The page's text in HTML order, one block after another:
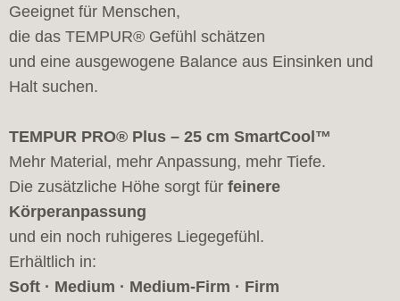
Geeignet für Menschen,
die das TEMPUR® Gefühl schätzen
und eine ausgewogene Balance aus Einsinken und
Halt suchen.
TEMPUR PRO® Plus – 25 cm SmartCool™
Mehr Material, mehr Anpassung, mehr Tiefe.
Die zusätzliche Höhe sorgt für feinere
Körperanpassung
und ein noch ruhigeres Liegegefühl.
Erhältlich in:
Soft · Medium · Medium-Firm · Firm